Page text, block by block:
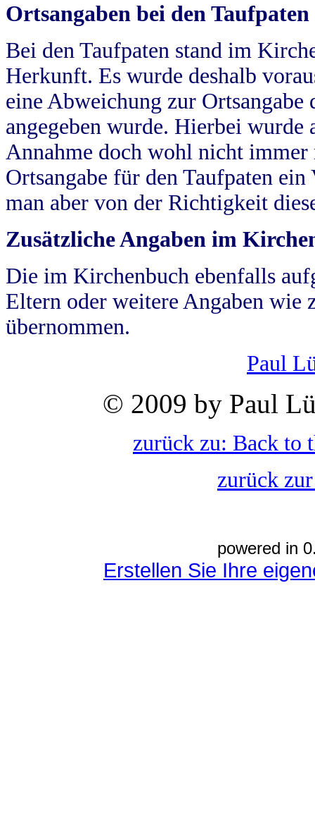
Ortsangaben bei den Taufpaten
Bei den Taufpaten stand im
Herkunft. Es wurde deshalb
eine Abweichung zur
angegeben wurde. Hierbei wurde
Annahme doch wohl nicht
Ortsangabe für den Taufpaten
man aber von der Richtigkeit
Zusätzliche Angaben im
Die im Kirchenbuch ebenfalls
Eltern oder weitere Angaben wie
übernommen.
Paul
© 2009 by Paul
zurück zu: Back to
zurück
powered in
Erstellen Sie Ihre